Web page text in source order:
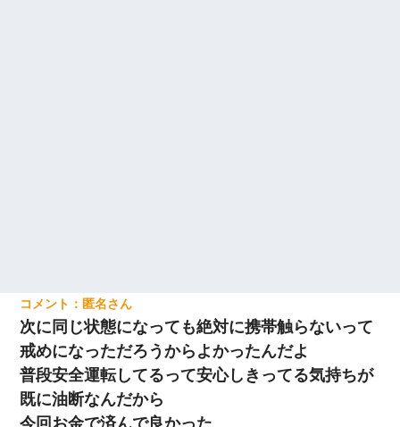
匿名
次に同じ状態になっても絶対に携帯触らないって
戒めになっただろうからよかったんだよ
普段安全運転してるって安心しきってる気持ちが
既に油断なんだから
今回お金で済んで良かった